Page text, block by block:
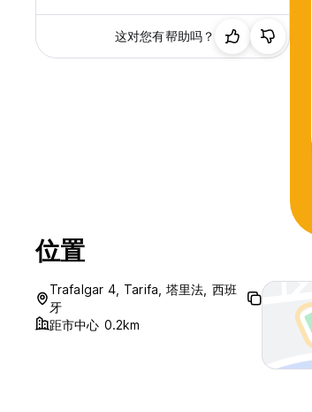
接待处设有吹风机。使用后，必须将其归还至接
整个酒店内均可免费使用互联网。 (Auto-
这对您有帮助吗？
位置
Trafalgar 4, Tarifa, 塔里法, 西班
牙
距市中心 0.2km